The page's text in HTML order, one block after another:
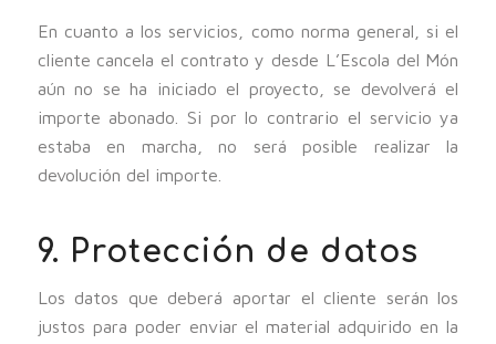
En cuanto a los servicios, como norma general, si el
cliente cancela el contrato y desde L’Escola del Món
aún no se ha iniciado el proyecto, se devolverá el
importe abonado. Si por lo contrario el servicio ya
estaba en marcha, no será posible realizar la
devolución del importe.
9. Protección de datos
Los datos que deberá aportar el cliente serán los
justos para poder enviar el material adquirido en la